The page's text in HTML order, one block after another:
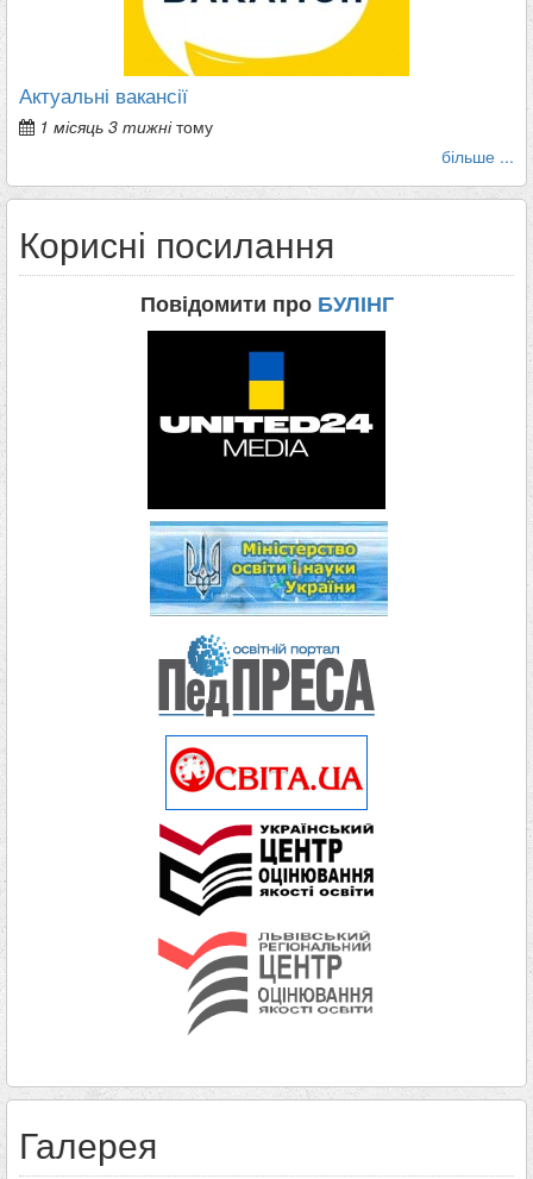
Актуальні вакансії
1 місяць 3 тижнітому
більше ...
Корисні посилання
Повідомити про БУЛІНГ
Галерея